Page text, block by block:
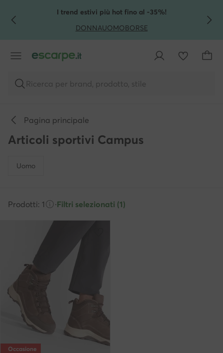
VAI AL CONTENUTO PRINCIPALE
VAI ALLA RICERCAI trend estivi più hot fino al -35%!
DONNAUOMOBORSE
Ricerca per brand, prodotto, stile
Pagina principale
Articoli sportivi Campus
Uomo
Prodotti: 1 ·Filtri selezionati (1)
Occasione